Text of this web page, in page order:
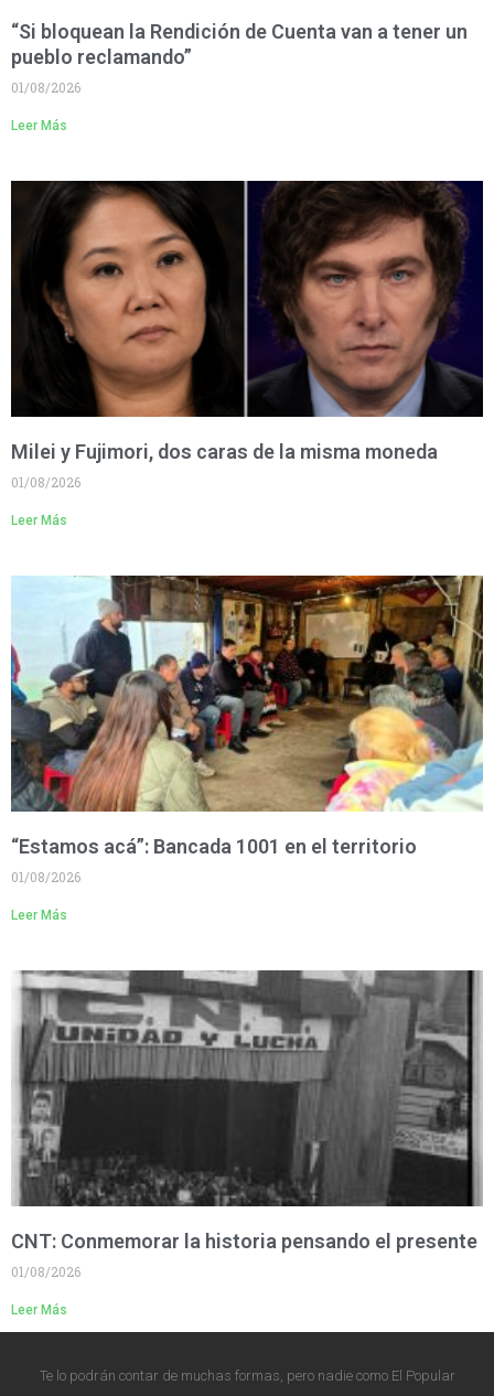
“Si bloquean la Rendición de Cuenta van a tener un
pueblo reclamando”
01/08/2026
Leer Más
Milei y Fujimori, dos caras de la misma moneda
01/08/2026
Leer Más
“Estamos acá”: Bancada 1001 en el territorio
01/08/2026
Leer Más
CNT: Conmemorar la historia pensando el presente
01/08/2026
Leer Más
Te lo podrán contar de muchas formas, pero nadie como El Popular